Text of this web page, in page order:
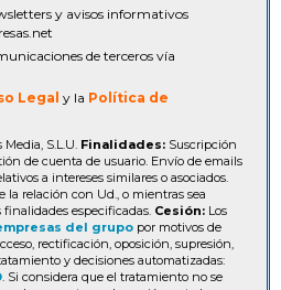
y avisos informativos
de terceros vía
Legal y la Política de
S.L.U. Finalidades: Suscripción
de cuenta de usuario. Envío de emails
a intereses similares o asociados.
la relación con Ud., o mientras sea
finalidades especificadas. Cesión: Los
del grupo por motivos de
rectificación, oposición, supresión,
y decisiones automatizadas:
. Si considera que el tratamiento no se